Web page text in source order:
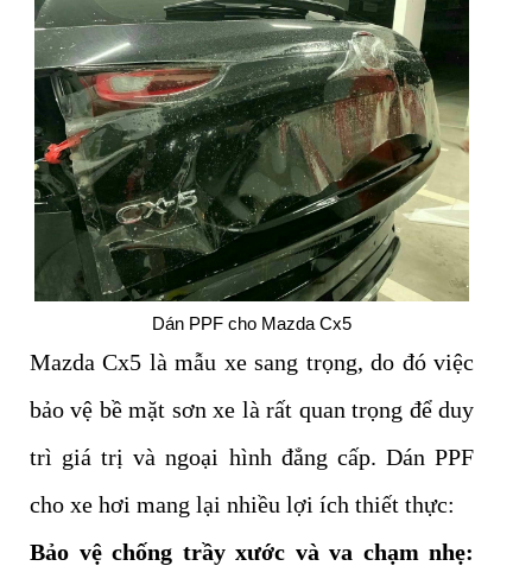
Dán PPF cho Mazda Cx5
Mazda Cx5 là mẫu xe sang trọng, do đó việc
bảo vệ bề mặt sơn xe là rất quan trọng để duy
trì giá trị và ngoại hình đẳng cấp. Dán PPF
cho xe hơi mang lại nhiều lợi ích thiết thực:
Bảo vệ chống trầy xước và va chạm nhẹ: